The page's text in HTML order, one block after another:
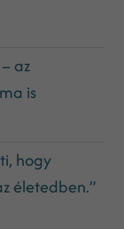
az
is
hogy
életedben.”